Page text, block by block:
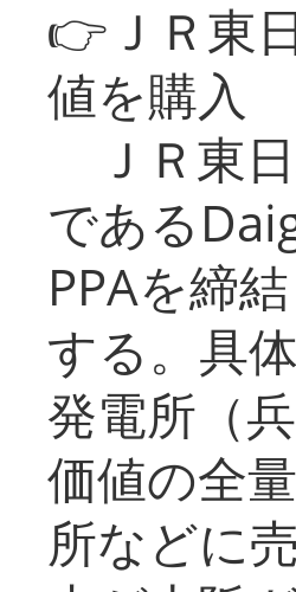
👉ＪＲ東
値を購入
ＪＲ東
である
PPAを締
する。具
発電所（
価値の全
所などに